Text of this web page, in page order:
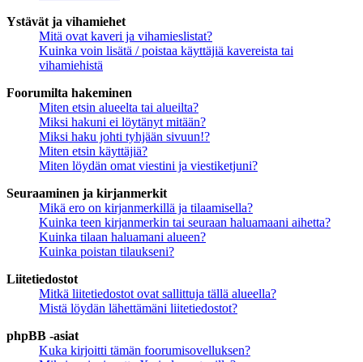
Ystävät ja vihamiehet
Mitä ovat kaveri ja vihamieslistat?
Kuinka voin lisätä / poistaa käyttäjiä kavereista tai
vihamiehistä
Foorumilta hakeminen
Miten etsin alueelta tai alueilta?
Miksi hakuni ei löytänyt mitään?
Miksi haku johti tyhjään sivuun!?
Miten etsin käyttäjiä?
Miten löydän omat viestini ja viestiketjuni?
Seuraaminen ja kirjanmerkit
Mikä ero on kirjanmerkillä ja tilaamisella?
Kuinka teen kirjanmerkin tai seuraan haluamaani aihetta?
Kuinka tilaan haluamani alueen?
Kuinka poistan tilaukseni?
Liitetiedostot
Mitkä liitetiedostot ovat sallittuja tällä alueella?
Mistä löydän lähettämäni liitetiedostot?
phpBB -asiat
Kuka kirjoitti tämän foorumisovelluksen?